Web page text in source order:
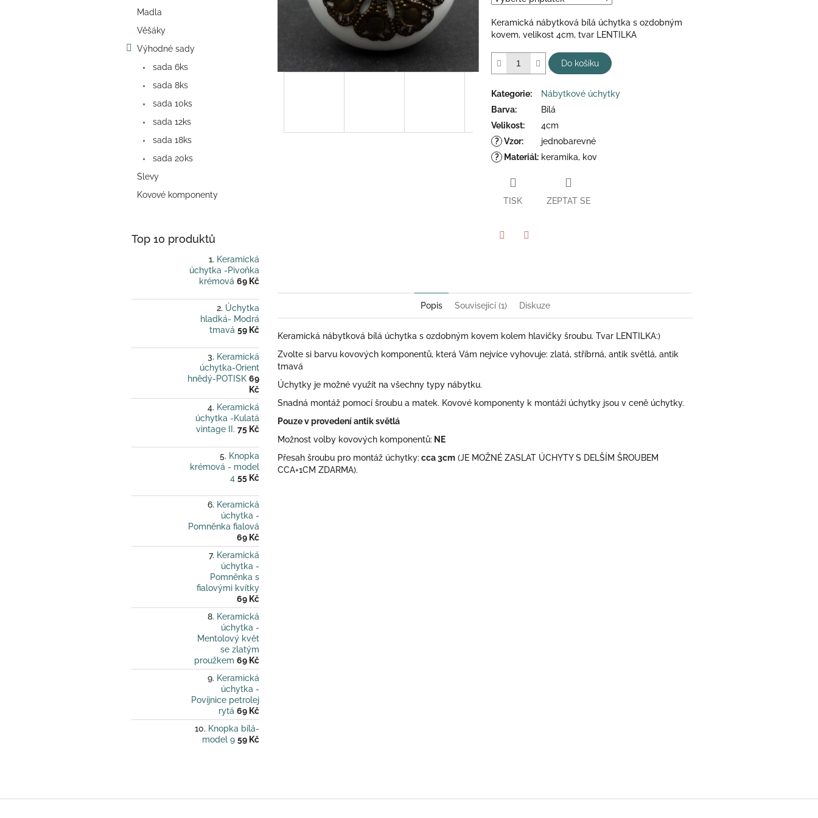
Madla
Věšáky
Výhodné sady
sada 6ks
sada 8ks
sada 10ks
sada 12ks
sada 18ks
sada 20ks
Slevy
Kovové komponenty
Top 10 produktů
Keramická
úchytka -Pivoňka
krémová 69 Kč
Úchytka
hladká- Modrá
tmavá 59 Kč
Keramická
úchytka-Orient
hnědý-POTISK 69
Kč
Keramická
úchytka -Kulatá
vintage II. 75 Kč
Knopka
krémová - model
4 55 Kč
Keramická
úchytka -
Pomněnka fialová
69 Kč
Keramická
úchytka -
Pomněnka s
fialovými kvítky
69 Kč
Keramická
úchytka -
Mentolový květ
se zlatým
proužkem 69 Kč
Keramická
úchytka -
Povíjnice petrolej
rytá 69 Kč
Knopka bílá-
model 9 59 Kč
5
hvězdiček.
Keramická nábytková bílá úchytka s ozdobným
kovem, velikost 4cm, tvar LENTILKA
Do košíku
Kategorie:
Nábytkové úchytky
Barva:
Bílá
Velikost:
4cm
? Vzor:
jednobarevné
? Materiál: keramika, kov
TISK ZEPTAT SE
Popis Související (1) Diskuze
Keramická nábytková bílá úchytka s ozdobným kovem kolem hlavičky šroubu. Tvar LENTILKA:)
Zvolte si barvu kovových komponentů, která Vám nejvíce vyhovuje: zlatá, stříbrná, antik světlá, antik
tmavá
Úchytky je možné využít na všechny typy nábytku.
Snadná montáž pomocí šroubu a matek. Kovové komponenty k montáži úchytky jsou v ceně úchytky.
Pouze v provedení antik světlá
Možnost volby kovových komponentů: NE
Přesah šroubu pro montáž úchytky: cca 3cm (JE MOŽNÉ ZASLAT ÚCHYTY S DELŠÍM ŠROUBEM
CCA+1CM ZDARMA).